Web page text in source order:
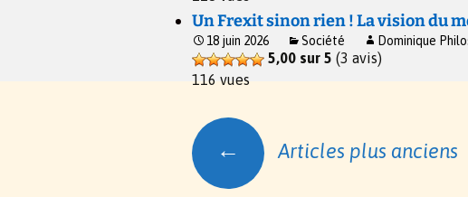
Un Frexit sinon rien ! La vision du
18 juin 2026 Société Dominique
5,00 sur 5 (3 avis)
116 vues
Navigation← Articles plus anciens